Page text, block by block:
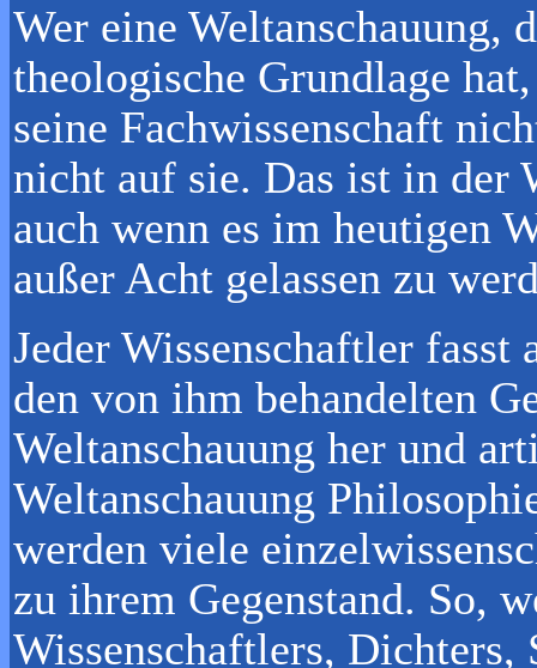
Wer eine Weltanschauung,
theologische Grundlage
seine Fachwissenschaft
nicht auf sie. Das ist in der
auch wenn es im heutigen
außer Acht gelassen zu
Jeder Wissenschaftler fasst
den von ihm behandelten
Weltanschauung her und
Weltanschauung
werden viele
zu ihrem Gegenstand. So,
Wissenschaftlers,